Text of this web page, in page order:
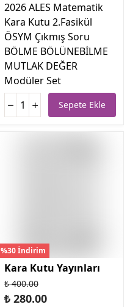
2026 ALES Matematik
Kara Kutu 2.Fasikül
ÖSYM Çıkmış Soru
BÖLME BÖLÜNEBİLME
MUTLAK DEĞER
Modüler Set
Sepete Ekle
%30 İndirim
Kara Kutu Yayınları
₺ 400.00
₺ 280.00